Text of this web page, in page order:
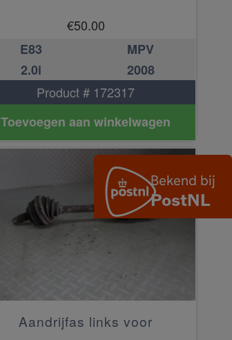
€50.00
E83
MPV
2.0i
2008
Product # 172317
Toevoegen aan winkelwagen
Aandrijfas links voor